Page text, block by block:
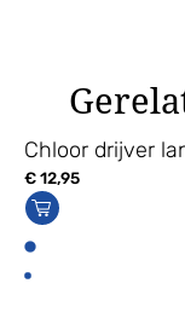
Chloor drijver
€12,95